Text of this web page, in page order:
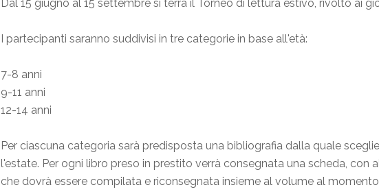
Dal 15 giugno al 15 settembre si terrà il Torneo di lettura estivo, rivolto ai
I partecipanti saranno suddivisi in tre categorie in base all'età:
7-8 anni
9-11 anni
12-14 anni
Per ciascuna categoria sarà predisposta una bibliografia dalla quale
l'estate. Per ogni libro preso in prestito verrà consegnata una scheda, con
che dovrà essere compilata e riconsegnata insieme al volume al